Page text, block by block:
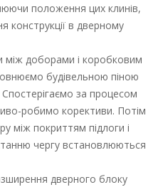
положення цих клинів,
конструкції в дверному
між доборами і коробковим
будівельною піною
за процесом
робимо корективи. Потім
між покриттям підлоги і
чергу встановлюються
дверного блоку